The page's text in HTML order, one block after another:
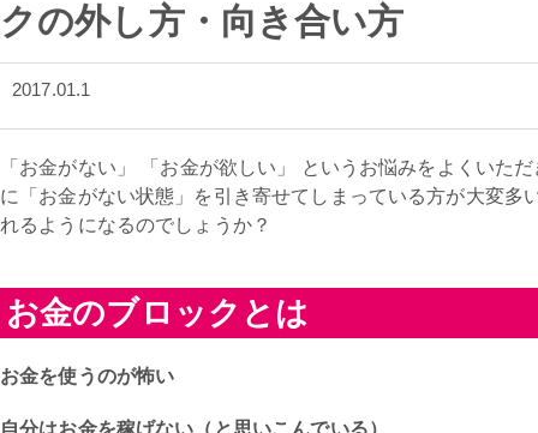
クの外し方・向き合い方
2017.01.1
「お金がない」 「お金が欲しい」 というお悩みをよくいた
に「お金がない状態」を引き寄せてしまっている方が大変多
れるようになるのでしょうか？
お金のブロックとは
お金を使うのが怖い
自分はお金を稼げない（と思いこんでいる）